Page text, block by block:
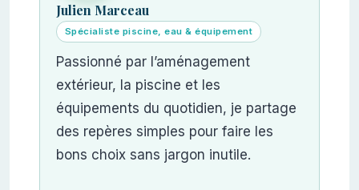
Julien Marceau
Spécialiste piscine, eau & équipement
Passionné par l’aménagement
extérieur, la piscine et les
équipements du quotidien, je partage
des repères simples pour faire les
bons choix sans jargon inutile.